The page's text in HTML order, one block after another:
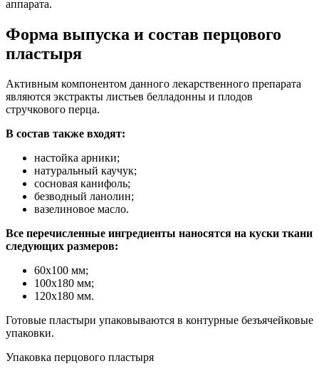
аппарата.
Форма выпуска и состав перцового
пластыря
Активным компонентом данного лекарственного препарата
являются экстракты листьев белладонны и плодов
стручкового перца.
В состав также входят:
настойка арники;
натуральный каучук;
сосновая канифоль;
безводный ланолин;
вазелиновое масло.
Все перечисленные ингредиенты наносятся на куски ткани
следующих размеров:
60х100 мм;
100х180 мм;
120х180 мм.
Готовые пластыри упаковываются в контурные безъячейковые
упаковки.
Упаковка перцового пластыря